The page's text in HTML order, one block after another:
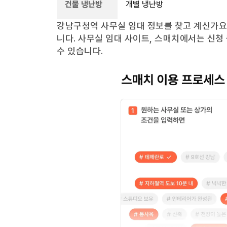
건물 냉난방 개별 냉난방
강남구청역 사무실 임대 정보를 찾고 계신가
니다. 사무실 임대 사이트, 스매치에서는 신
수 있습니다.